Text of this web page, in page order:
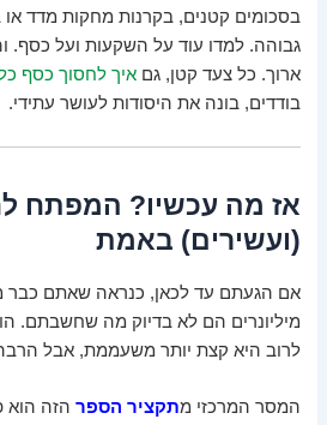
בסכומים קטנים, בקרנות מחקות מדד או
גבוהה. למדו עוד על השקעות ועל כסף.
ארוך. כל צעד קטן, גםאיך לחסוך כסף
בודדים, בונה את היסודות לעושר עתידי.
אז מה עכשיו? המפתח
(ועשירים) באמת
אם הגעתם עד לכאן, כנראה שאתם כבר
מיליונרים הם לא בדיוק מה שחשבתם.
לרוב היא קצת יותר משעממת, אבל
המסר המרכזי מתקציר הספר הזה הוא